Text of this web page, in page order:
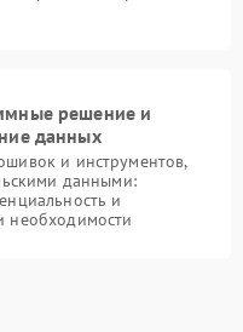
решение и
данных
и инструментов,
данными:
и
необходимости